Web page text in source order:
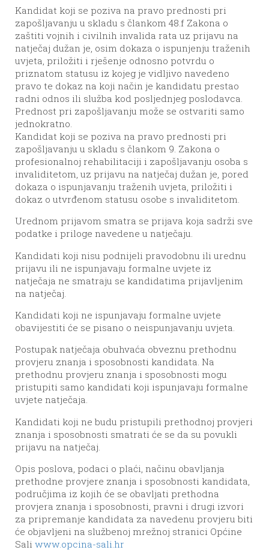
Kandidat koji se poziva na pravo prednosti pri
zapošljavanju u skladu s člankom 48.f Zakona o
zaštiti vojnih i civilnih invalida rata uz prijavu na
natječaj dužan je, osim dokaza o ispunjenju traženih
uvjeta, priložiti i rješenje odnosno potvrdu o
priznatom statusu iz kojeg je vidljivo navedeno
pravo te dokaz na koji način je kandidatu prestao
radni odnos ili služba kod posljednjeg poslodavca.
Prednost pri zapošljavanju može se ostvariti samo
jednokratno.
Kandidat koji se poziva na pravo prednosti pri
zapošljavanju u skladu s člankom 9. Zakona o
profesionalnoj rehabilitaciji i zapošljavanju osoba s
invaliditetom, uz prijavu na natječaj dužan je, pored
dokaza o ispunjavanju traženih uvjeta, priložiti i
dokaz o utvrđenom statusu osobe s invaliditetom.
Urednom prijavom smatra se prijava koja sadrži sve
podatke i priloge navedene u natječaju.
Kandidati koji nisu podnijeli pravodobnu ili urednu
prijavu ili ne ispunjavaju formalne uvjete iz
natječaja ne smatraju se kandidatima prijavljenim
na natječaj.
Kandidati koji ne ispunjavaju formalne uvjete
obavijestiti će se pisano o neispunjavanju uvjeta.
Postupak natječaja obuhvaća obveznu prethodnu
provjeru znanja i sposobnosti kandidata. Na
prethodnu provjeru znanja i sposobnosti mogu
pristupiti samo kandidati koji ispunjavaju formalne
uvjete natječaja.
Kandidati koji ne budu pristupili prethodnoj provjeri
znanja i sposobnosti smatrati će se da su povukli
prijavu na natječaj.
Opis poslova, podaci o plaći, načinu obavljanja
prethodne provjere znanja i sposobnosti kandidata,
područjima iz kojih će se obavljati prethodna
provjera znanja i sposobnosti, pravni i drugi izvori
za pripremanje kandidata za navedenu provjeru biti
će objavljeni na službenoj mrežnoj stranici Općine
Sali www.opcina-sali.hr